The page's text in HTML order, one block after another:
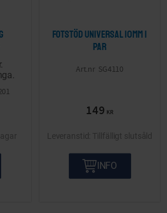
Fotstöd Universal 10mm 1
par
SG4110
149 KR
Tillfälligt slutsåld
INFO